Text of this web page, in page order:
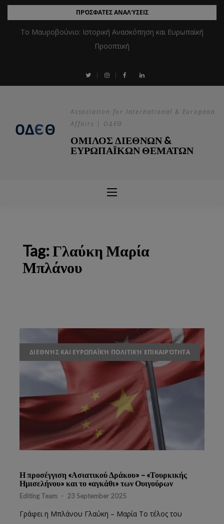
ΠΡΌΣΦΑΤΕΣ ΑΝΑΛΎΣΕΙΣ
Το Μαυροβούνιο: Ιστορική Ανασκόπηση και Ευρωπαϊκή
Προοπτική
Association for International & European
Affairs | ΟΔΕΘ
ΟΜΙΛΟΣ ΔΙΕΘΝΩΝ &
ΕΥΡΩΠΑΪΚΩΝ ΘΕΜΑΤΩΝ
Tag:Γλαύκη Μαρία
Μπλάνου
ΔΙΕΘΝΉΣ ΚΑΙ ΕΥΡΩΠΑΪΚΉ ΠΟΛΙΤΙΚΉ ΕΠΙΚΑΙΡΌΤΗΤΑ
Η προσέγγιση «Ασιατικού Δράκου» – «Τουρκικής
Ημισελήνου» και το «αγκάθι» των Ουιγούρων
Editing Team - 23 September 2025
Γράφει η Μπλάνου Γλαύκη – Μαρία Το τέλος του